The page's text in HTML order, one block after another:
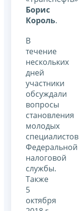
Борис
Король.
В
течение
нескольких
дней
участники
обсуждали
вопросы
становления
молодых
специалистов
Федеральной
налоговой
службы.
Также
5
октября